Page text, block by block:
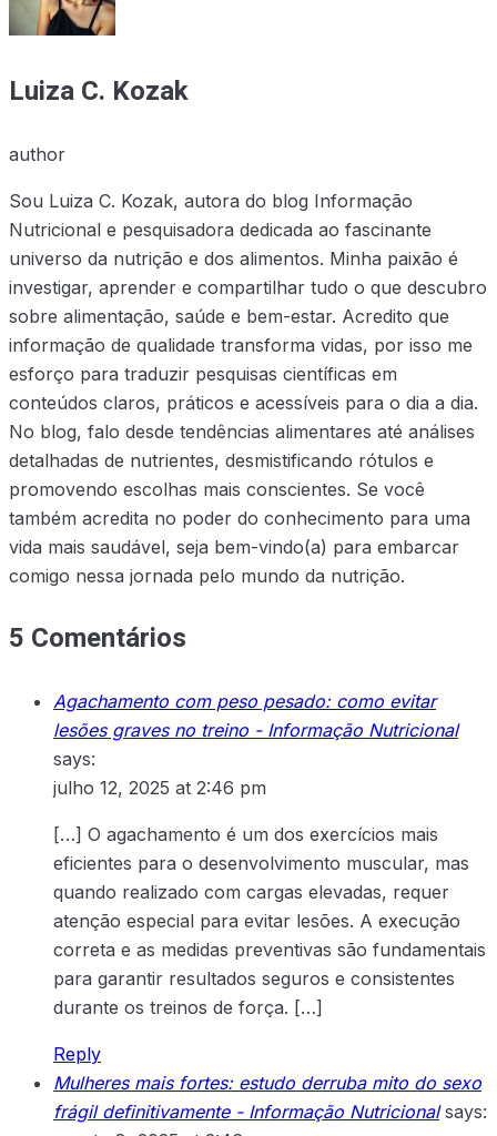
Luiza C. Kozak
author
Sou Luiza C. Kozak, autora do blog Informação
Nutricional e pesquisadora dedicada ao fascinante
universo da nutrição e dos alimentos. Minha paixão é
investigar, aprender e compartilhar tudo o que descubro
sobre alimentação, saúde e bem-estar. Acredito que
informação de qualidade transforma vidas, por isso me
esforço para traduzir pesquisas científicas em
conteúdos claros, práticos e acessíveis para o dia a dia.
No blog, falo desde tendências alimentares até análises
detalhadas de nutrientes, desmistificando rótulos e
promovendo escolhas mais conscientes. Se você
também acredita no poder do conhecimento para uma
vida mais saudável, seja bem-vindo(a) para embarcar
comigo nessa jornada pelo mundo da nutrição.
5 Comentários
Agachamento com peso pesado: como evitar
lesões graves no treino - Informação Nutricional
says:
julho 12, 2025 at 2:46 pm
[…] O agachamento é um dos exercícios mais
eficientes para o desenvolvimento muscular, mas
quando realizado com cargas elevadas, requer
atenção especial para evitar lesões. A execução
correta e as medidas preventivas são fundamentais
para garantir resultados seguros e consistentes
durante os treinos de força. […]
Reply
Mulheres mais fortes: estudo derruba mito do sexo
frágil definitivamente - Informação Nutricional says: